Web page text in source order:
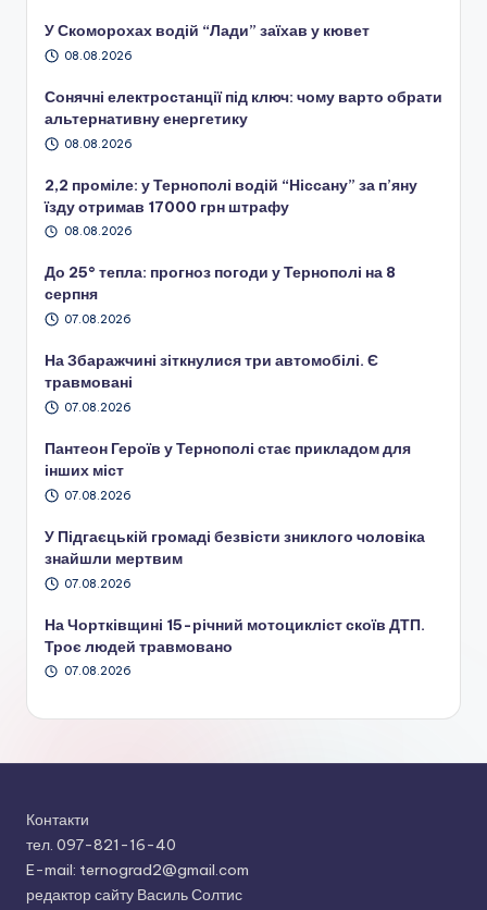
У Скоморохах водій “Лади” заїхав у кювет
08.08.2026
Сонячні електростанції під ключ: чому варто обрати
альтернативну енергетику
08.08.2026
2,2 проміле: у Тернополі водій “Ніссану” за п’яну
їзду отримав 17000 грн штрафу
08.08.2026
До 25° тепла: прогноз погоди у Тернополі на 8
серпня
07.08.2026
На Збаражчині зіткнулися три автомобілі. Є
травмовані
07.08.2026
Пантеон Героїв у Тернополі стає прикладом для
інших міст
07.08.2026
У Підгаєцькій громаді безвісти зниклого чоловіка
знайшли мертвим
07.08.2026
На Чортківщині 15-річний мотоцикліст скоїв ДТП.
Троє людей травмовано
07.08.2026
Контакти
тел. 097-821-16-40
E-mail: ternograd2@gmail.com
редактор сайту Василь Солтис